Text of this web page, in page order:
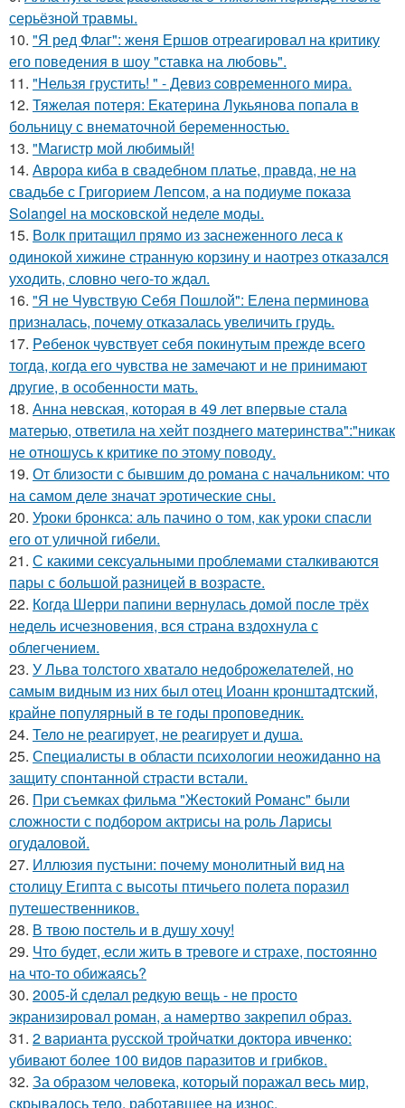
серьёзной травмы.
10. "Я ред Флаг": женя Ершов отреагировал на критику
его поведения в шоу "ставка на любовь".
11. "Нельзя грустить! " - Девиз coвременного мира.
12. Тяжелая потеря: Екатерина Лукьянова попала в
больницу с внематочной беременностью.
13. "Магистр мой любимый!
14. Аврора киба в свадебном платье, правда, не на
свадьбе с Григорием Лепсом, а на подиуме показа
Solangel на московской неделе моды.
15. Волк притащил прямо из заснеженного леса к
одинокой хижине странную корзину и наотрез отказался
уходить, словно чего-то ждал.
16. "Я не Чувствую Себя Пошлой": Елена перминова
призналась, почему отказалась увеличить грудь.
17. Peбенок чувствует себя покинутым прежде всего
тогда, когда его чувства не замечают и не принимают
другие, в особенности мать.
18. Анна невская, которая в 49 лет впервые стала
матерью, ответила на хейт позднего материнства":"никак
не отношусь к критике по этому поводу.
19. От близости с бывшим до романа с начальником: что
на самом деле значат эротические сны.
20. Уроки бронкса: аль пачино о том, как уроки спасли
его от уличной гибели.
21. С какими сексуальными проблемами сталкиваются
пары с большой разницей в возрасте.
22. Когда Шерри папини вернулась домой после трёх
недель исчезновения, вся страна вздохнула с
облегчением.
23. У Льва толстого хватало недоброжелателей, но
самым видным из них был отец Иоанн кронштадтский,
крайне популярный в те годы проповедник.
24. Тело не реагирует, не реагирует и душа.
25. Специалисты в области психологии неожиданно на
защиту спонтанной страсти встали.
26. При съемках фильма "Жестокий Романс" были
сложности с подбором актрисы на роль Ларисы
огудаловой.
27. Иллюзия пустыни: почему монолитный вид на
столицу Египта с высоты птичьего полета поразил
путешественников.
28. В твою постель и в душу хочу!
29. Что будет, если жить в тревоге и страхе, постоянно
на что-то обижаясь?
30. 2005-й сделал редкую вещь - не просто
экранизировал роман, а намертво закрепил образ.
31. 2 варианта русской тройчатки доктора ивченко:
убивают более 100 видов паразитов и грибков.
32. За образом человека, который поражал весь мир,
скрывалось тело, работавшее на износ.